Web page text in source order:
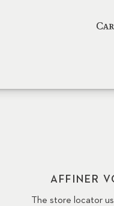
AFFINER
The store locator